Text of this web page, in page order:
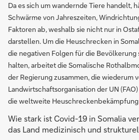
Da es sich um wandernde Tiere handelt,
Schwärme von Jahreszeiten,
Faktoren ab, weshalb sie nicht nur in
darstellen. Um die Heuschrecken in
die negativen Folgen für die
halten, arbeitet die Somalische
der Regierung zusammen, die wiederum
Landwirtschaftsorganisation der UN
die weltweite
Wie stark ist Covid-19 in Somalia
das Land medizinisch und